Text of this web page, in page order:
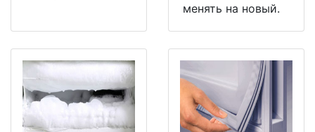
менять на новый.